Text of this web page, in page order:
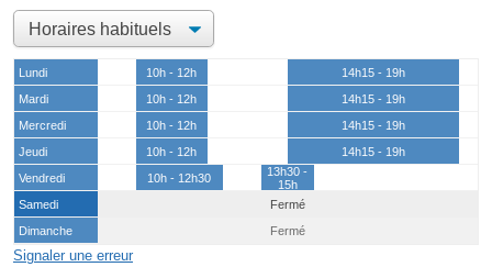
Lundi 10h - 12h
14h15 - 19h
Mardi
10h - 12h
14h15 - 19h
Mercredi
10h - 12h
14h15 - 19h
Jeudi
10h - 12h
14h15 - 19h
Vendredi
10h - 12h30
13h30 -
15h
Samedi
Fermé
Dimanche
Fermé
Signaler une erreur